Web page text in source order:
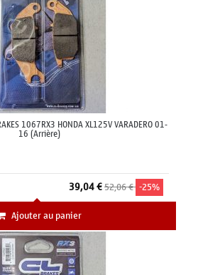
1067RX3 HONDA XL125V VARADERO 01-
16 (Arrière)
39,04 €52,06 € -25%
Ajouter au panier